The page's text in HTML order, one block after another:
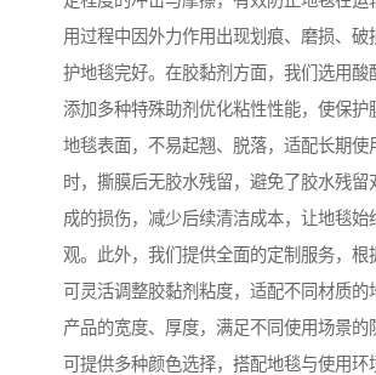
用过程中因外力作用出现划痕、磨损、破
护地毯完好。在胶黏剂方面，我们选用酸
添加多种特殊助剂优化粘性性能，使保护
地毯表面，不易起翘、脱落，适配长期使
时，撕膜后无胶水残留，避免了胶水残留
成的损伤，减少后续清洁成本，让地毯始
观。此外，我们提供全面的定制服务，根
可灵活调整胶黏剂粘度，适配不同材质的
产品的宽度、厚度，满足不同使用场景的
可提供多种颜色选择，搭配地毯与使用环